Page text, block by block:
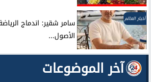
أخبار العالم
سامر شقير: اندماج
الأصول...
آخر الموضوعات